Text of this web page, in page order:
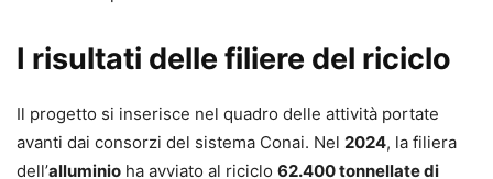
I risultati delle filiere del riciclo
Il progetto si inserisce nel quadro delle attività portate
avanti dai consorzi del sistema Conai. Nel 2024, la filiera
dell’alluminio ha avviato al riciclo 62.400 tonnellate di